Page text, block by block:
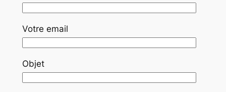
Votre email
Objet